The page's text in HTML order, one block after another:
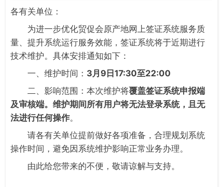
各有关单位：
为进一步优化贸促会原产地网上签证系统服务质
量、提升系统运行服务效能，签证系统将于近期进行
技术维护。具体安排通知如下：
一、维护时间： 3月9日17:30至22:00
二、影响范围：本次维护将覆盖签证系统申报端
及审核端。维护期间所有用户将无法登录系统，且无
法进行任何操作。
请各有关单位提前做好各项准备，合理规划系统
操作时间，避免因系统维护影响正常业务办理。
由此给您带来的不便，敬请谅解与支持。